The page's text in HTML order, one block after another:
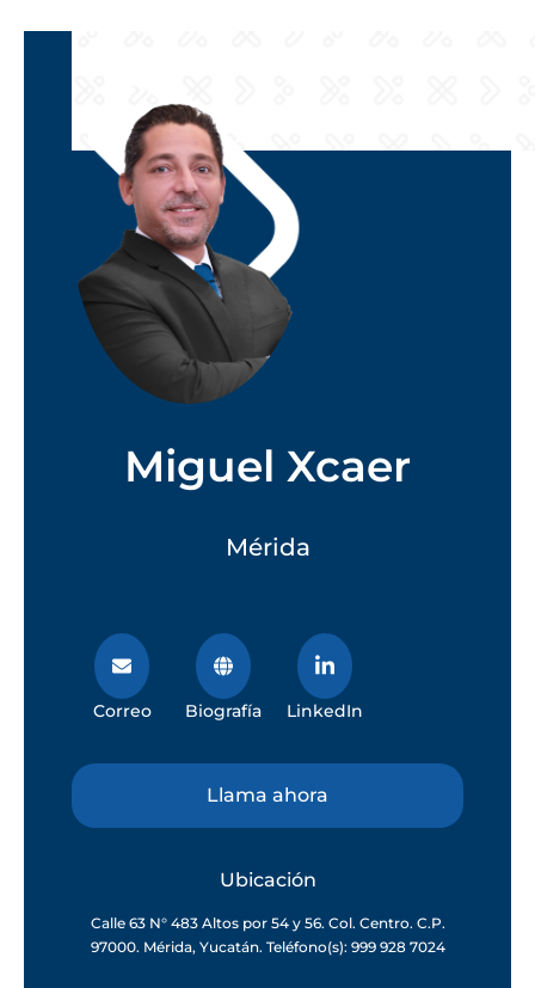
Miguel Xcaer
Mérida
Correo Biografía LinkedIn
Llama ahora
Ubicación
Calle 63 N° 483 Altos por 54 y 56. Col. Centro. C.P.
97000. Mérida, Yucatán. Teléfono(s): 999 928 7024